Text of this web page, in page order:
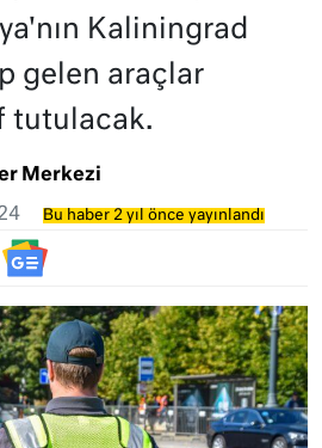
Kaliningrad
gelen araçlar
tutulacak.
Merkezi
Bu haber 2 yıl önce yayınlandı